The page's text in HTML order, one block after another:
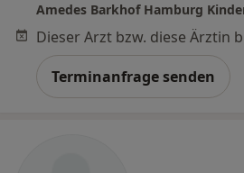
Terminanfrage senden